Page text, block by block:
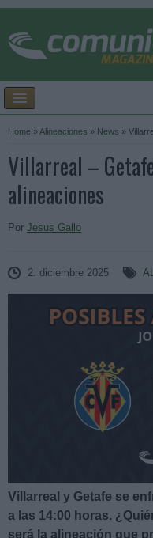
Home »Alineaciones » News »
Villarreal –
alineaciones
Por Jesus Gallo
2. diciembre 2025
Villarreal y Getafe se
a las 14:00 horas.
será la alineación que